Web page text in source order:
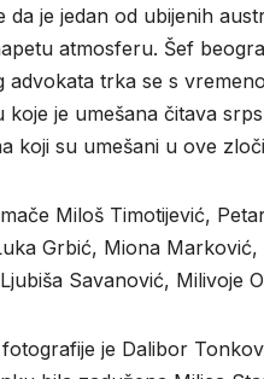
da je jedan od ubijenih
atmosferu. Šef
advokata trka se s
koje je umešana čitava
koji su umešani u ove
Miloš Timotijević,
Grbić, Miona
Savanović, Milivoje
je Dalibor